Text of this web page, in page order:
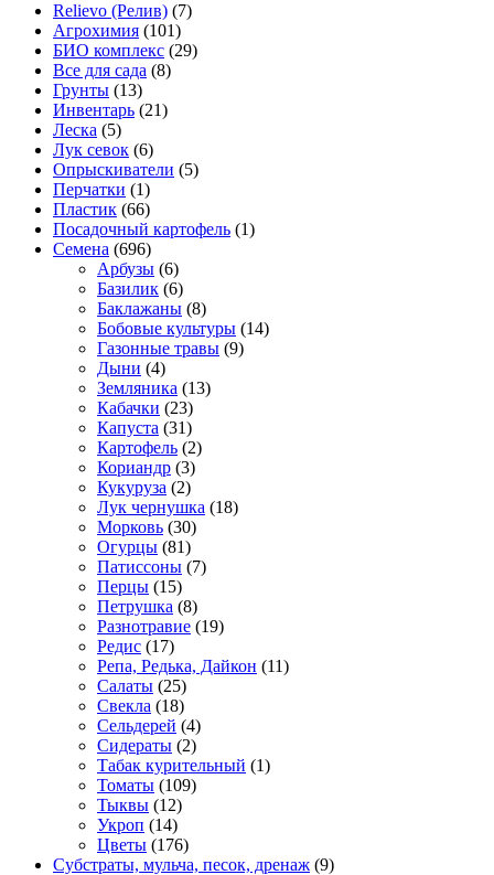
Relievo (Релив) (7)
Агрохимия (101)
БИО комплекс (29)
Все для сада (8)
Грунты (13)
Инвентарь (21)
Леска (5)
Лук севок (6)
Опрыскиватели (5)
Перчатки (1)
Пластик (66)
Посадочный картофель (1)
Семена (696)
Арбузы (6)
Базилик (6)
Баклажаны (8)
Бобовые культуры (14)
Газонные травы (9)
Дыни (4)
Земляника (13)
Кабачки (23)
Капуста (31)
Картофель (2)
Кориандр (3)
Кукуруза (2)
Лук чернушка (18)
Морковь (30)
Огурцы (81)
Патиссоны (7)
Перцы (15)
Петрушка (8)
Разнотравие (19)
Редис (17)
Репа, Редька, Дайкон (11)
Салаты (25)
Свекла (18)
Сельдерей (4)
Сидераты (2)
Табак курительный (1)
Томаты (109)
Тыквы (12)
Укроп (14)
Цветы (176)
Субстраты, мульча, песок, дренаж (9)